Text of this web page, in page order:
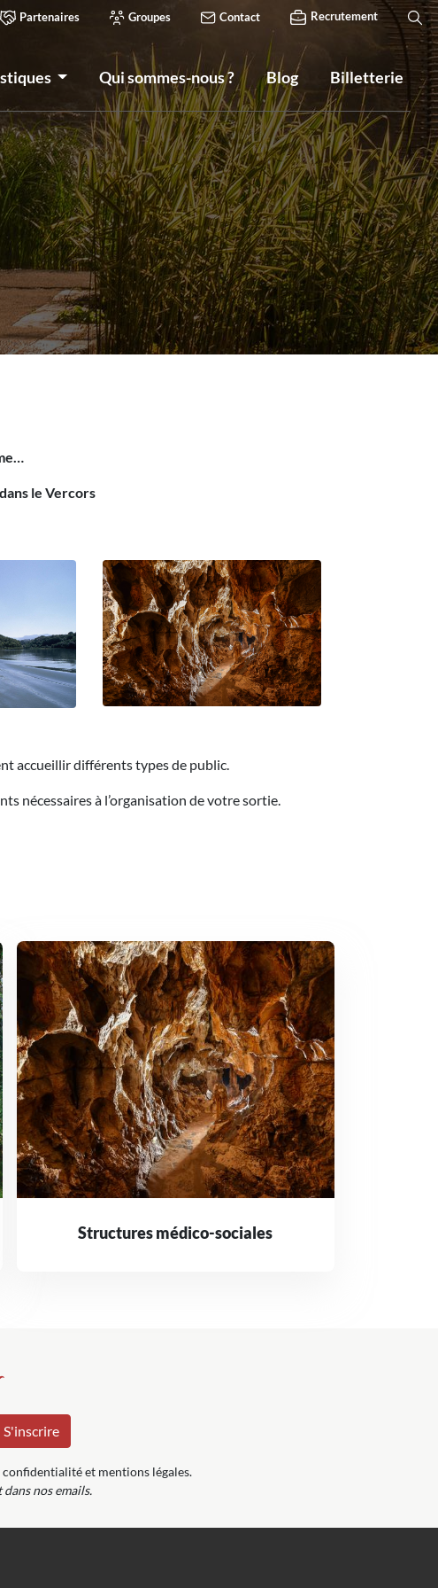
Partenaires Groupes Contact Recrutement
Qui sommes-nous ? Blog Billetterie
le Vercors
accueillir différents types de public.
nécessaires à l’organisation de votre sortie.
Structures médico-sociales
et mentions légales.
nos emails.